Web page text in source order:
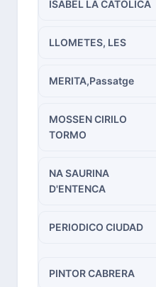
ISABEL LA CATOLICA
LLOMETES, LES
MERITA,Passatge
MOSSEN CIRILO
TORMO
NA SAURINA
D'ENTENCA
PERIODICO CIUDAD
PINTOR CABRERA